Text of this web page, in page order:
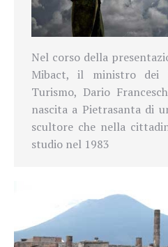
Nel corso della
Mibact, il ministro dei
Turismo, Dario
nascita a Pietrasanta di
scultore che nella
studio nel 1983